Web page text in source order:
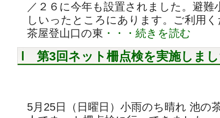
／２６に今年も設置されました。避難
しいったところにあります。ご利用
茶屋登山口の東 ・・・続きを読む
第3回ネット柵点検を実施しま
5月25日（日曜日）小雨のち晴れ 池の